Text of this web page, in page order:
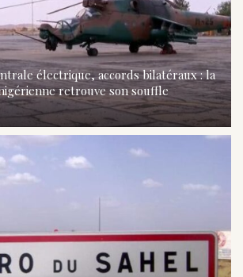
électrique, accords bilatéraux : la
retrouve son souffle